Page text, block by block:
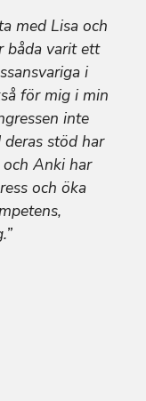
med Lisa och
båda varit ett
i
för mig i min
inte
stöd har
Anki har
och öka